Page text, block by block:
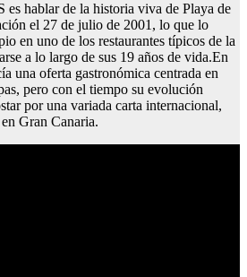
hablar de la historia viva de Playa de
el 27 de julio de 2001, lo que lo
en uno de los restaurantes típicos de la
a lo largo de sus 19 años de vida.En
una oferta gastronómica centrada en
pero con el tiempo su evolución
por una variada carta internacional,
Gran Canaria.